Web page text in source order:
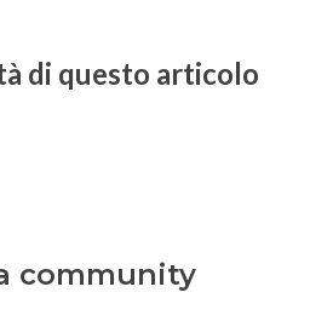
di questo articolo
community